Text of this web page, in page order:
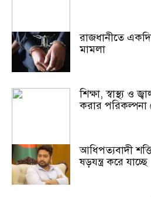
রাজধানীতে
মামলা
শিক্ষা, স্বাস্থ্য ও
করার পরিকল্পনা
আধিপত্যবাদী
ষড়যন্ত্র করে যাচ্ছে